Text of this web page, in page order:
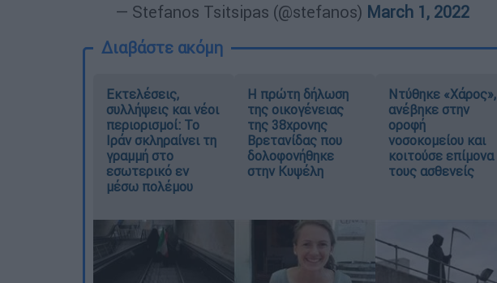
— Stefanos Tsitsipas (@stefanos) March 1, 2022
Διαβάστε ακόμη
Εκτελέσεις,
συλλήψεις και νέοι
περιορισμοί: Το
Ιράν σκληραίνει τη
γραμμή στο
εσωτερικό εν
μέσω πολέμου
Η πρώτη δήλωση
της οικογένειας
της 38χρονης
Βρετανίδας που
δολοφονήθηκε
στην Κυψέλη
Ντύθηκε «Χάρος»,
ανέβηκε στην
οροφή
νοσοκομείου και
κοιτούσε επίμονα
τους ασθενείς